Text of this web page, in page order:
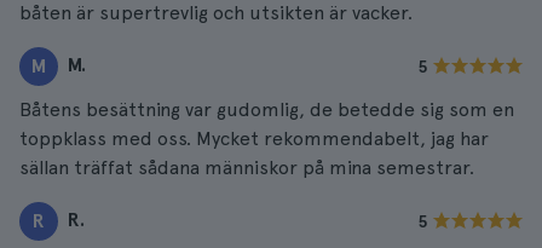
båten är supertrevlig och utsikten är vacker.
M M. 5
Båtens besättning var gudomlig, de betedde sig som en
toppklass med oss. Mycket rekommendabelt, jag har
sällan träffat sådana människor på mina semestrar.
R R. 5